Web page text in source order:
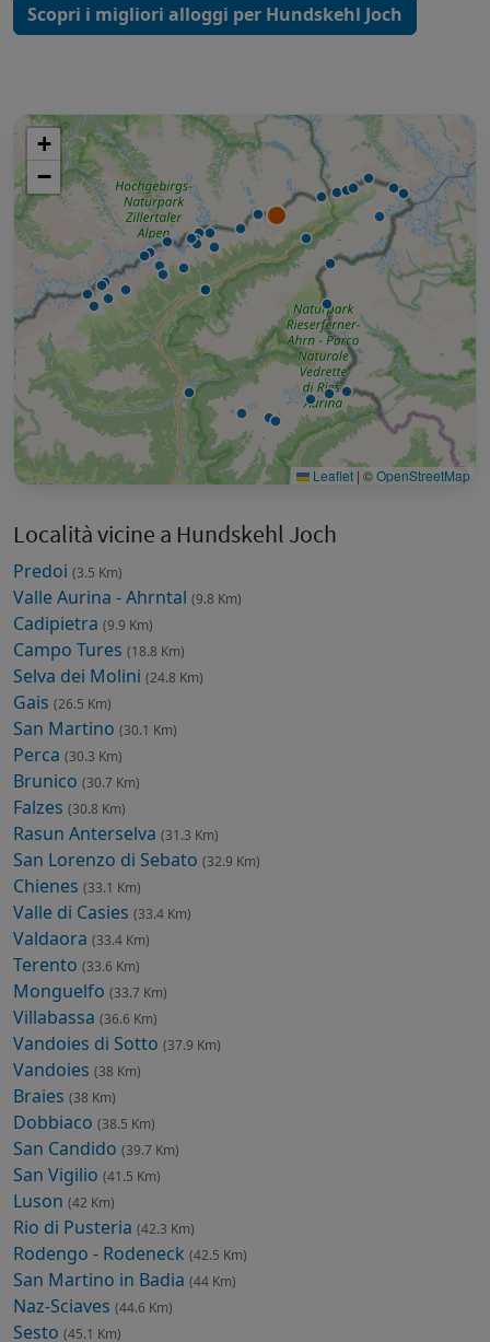
Scopri i migliori alloggi per Hundskehl Joch
+
−
Leaflet | ©OpenStreetMap
Località vicine a Hundskehl Joch
Predoi (3.5 Km)
Valle Aurina - Ahrntal (9.8 Km)
Cadipietra (9.9 Km)
Campo Tures (18.8 Km)
Selva dei Molini (24.8 Km)
Gais (26.5 Km)
San Martino (30.1 Km)
Perca (30.3 Km)
Brunico (30.7 Km)
Falzes (30.8 Km)
Rasun Anterselva (31.3 Km)
San Lorenzo di Sebato (32.9 Km)
Chienes (33.1 Km)
Valle di Casies (33.4 Km)
Valdaora (33.4 Km)
Terento (33.6 Km)
Monguelfo (33.7 Km)
Villabassa (36.6 Km)
Vandoies di Sotto (37.9 Km)
Vandoies (38 Km)
Braies (38 Km)
Dobbiaco (38.5 Km)
San Candido (39.7 Km)
San Vigilio (41.5 Km)
Luson (42 Km)
Rio di Pusteria (42.3 Km)
Rodengo - Rodeneck (42.5 Km)
San Martino in Badia (44 Km)
Naz-Sciaves (44.6 Km)
Sesto (45.1 Km)